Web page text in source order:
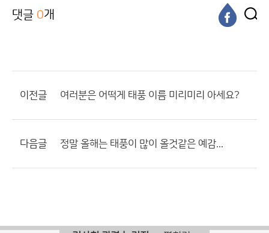
댓글 0개
이전글 여러분은 어떡게 태풍 이름 미리미리 아세요?
다음글 정말 올해는 태풍이 많이 올것같은 예감...